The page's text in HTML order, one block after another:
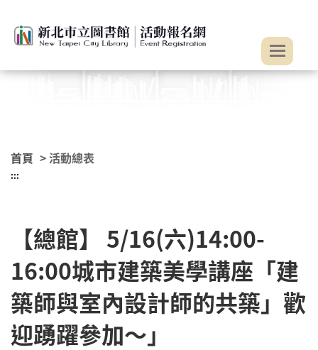
首頁 > 活動總表
:::
【總館】 5/16(六)14:00-
16:00城市建築美學講座「建
築師與室內設計師的共築」歡
迎踴躍參加～」